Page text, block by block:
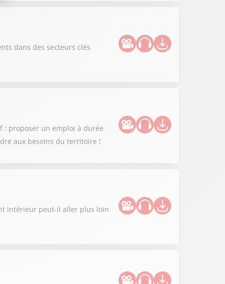
dans des secteurs clés
: proposer un emploi à durée
aux besoins du territoire !
intérieur peut-il aller plus loin